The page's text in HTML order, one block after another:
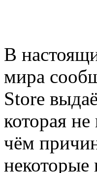
В
мира
Store
которая
чём
некоторые